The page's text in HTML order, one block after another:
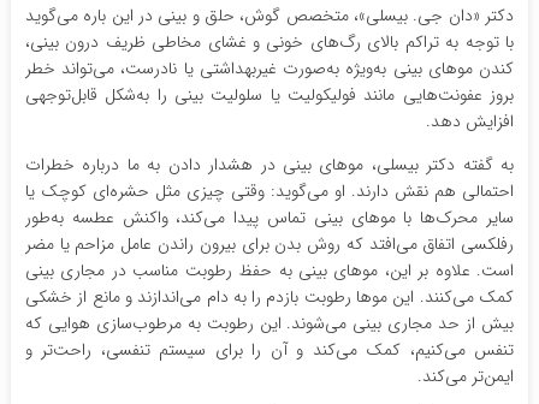
دکتر «دان جی. بیسلی»، متخصص گوش، حلق و بینی در این باره می‌گوید
با توجه به تراکم بالای رگ‌های خونی و غشای مخاطی ظریف درون بینی،
کندن موهای بینی به‌ویژه به‌صورت غیربهداشتی یا نادرست، می‌تواند خطر
بروز عفونت‌هایی مانند فولیکولیت یا سلولیت بینی را به‌شکل قابل‌توجهی
افزایش دهد.
به گفته دکتر بیسلی، موهای بینی در هشدار دادن به ما درباره خطرات
احتمالی هم نقش دارند. او می‌گوید: وقتی چیزی مثل حشره‌ای کوچک یا
سایر محرک‌ها با موهای بینی تماس پیدا می‌کند، واکنش عطسه به‌طور
رفلکسی اتفاق می‌افتد که روش بدن برای بیرون راندن عامل مزاحم یا مضر
است. علاوه بر این، موهای بینی به حفظ رطوبت مناسب در مجاری بینی
کمک می‌کنند. این موها رطوبت بازدم را به دام می‌اندازند و مانع از خشکی
بیش از حد مجاری بینی می‌شوند. این رطوبت به مرطوب‌سازی هوایی که
تنفس می‌کنیم، کمک می‌کند و آن را برای سیستم تنفسی، راحت‌تر و
ایمن‌تر می‌کند.